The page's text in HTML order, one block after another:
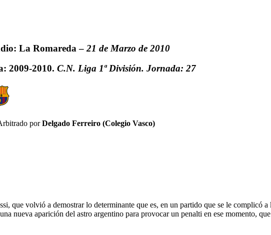
La Romareda – 21 de Marzo de 2010
2009-2010. C.N. Liga 1ª División. Jornada: 27
porDelgado Ferreiro (Colegio Vasco)
que volvió a demostrar lo determinante que es, en un partido que se le complicó
nueva aparición del astro argentino para provocar un penalti en ese momento,